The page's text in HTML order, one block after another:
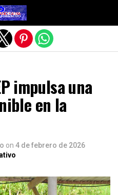
impulsa una
en la
on 4 de febrero de 2026
móvil